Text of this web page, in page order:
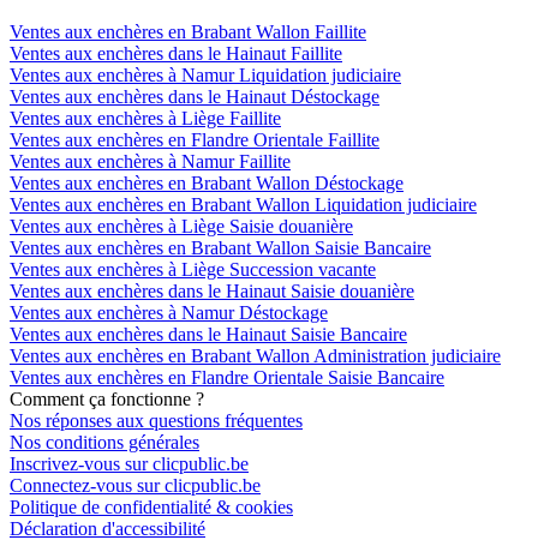
Ventes aux enchères en Brabant Wallon Faillite
Ventes aux enchères dans le Hainaut Faillite
Ventes aux enchères à Namur Liquidation judiciaire
Ventes aux enchères dans le Hainaut Déstockage
Ventes aux enchères à Liège Faillite
Ventes aux enchères en Flandre Orientale Faillite
Ventes aux enchères à Namur Faillite
Ventes aux enchères en Brabant Wallon Déstockage
Ventes aux enchères en Brabant Wallon Liquidation judiciaire
Ventes aux enchères à Liège Saisie douanière
Ventes aux enchères en Brabant Wallon Saisie Bancaire
Ventes aux enchères à Liège Succession vacante
Ventes aux enchères dans le Hainaut Saisie douanière
Ventes aux enchères à Namur Déstockage
Ventes aux enchères dans le Hainaut Saisie Bancaire
Ventes aux enchères en Brabant Wallon Administration judiciaire
Ventes aux enchères en Flandre Orientale Saisie Bancaire
Comment ça fonctionne ?
Nos réponses aux questions fréquentes
Nos conditions générales
Inscrivez-vous sur clicpublic.be
Connectez-vous sur clicpublic.be
Politique de confidentialité & cookies
Déclaration d'accessibilité